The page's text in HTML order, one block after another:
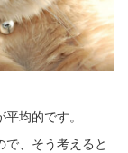
均的です。
、そう考えると